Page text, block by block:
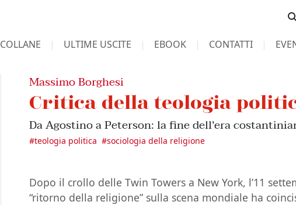
COLLANE ULTIME USCITE EBOOK CONTATTI
Massimo Borghesi
Critica della teologia
Da Agostino a Peterson: la fine dell'era
#teologia politica #sociologia della religione
Dopo il crollo delle Twin Towers a New York, l’11
“ritorno della religione” sulla scena mondiale ha